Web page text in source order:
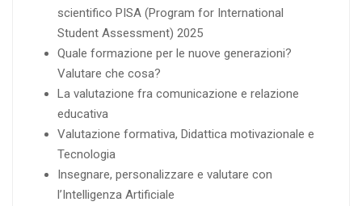
scientifico PISA (Program for International
Student Assessment) 2025
Quale formazione per le nuove generazioni?
Valutare che cosa?
La valutazione fra comunicazione e relazione
educativa
Valutazione formativa, Didattica motivazionale e
Tecnologia
Insegnare, personalizzare e valutare con
l’Intelligenza Artificiale